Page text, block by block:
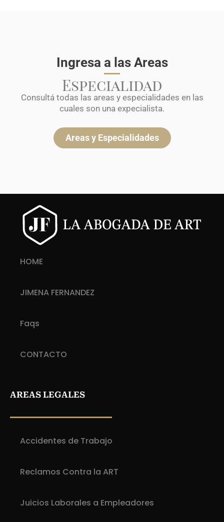
Ingresa a las Areas
Especialidad
Consultá todas las areas y especialidades en las
cuales son una expecialista.
Areas y Especialidades
HOME
JIMENA FERNANDEZ
Faqs
CONTACTO
AREAS LEGALES
Accidentes de Trabajo
Reclamos Contra la ART
Juicios Laborales a Empleadores